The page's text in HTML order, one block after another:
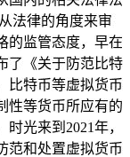
法律的角度来审
的监管态度，早在
了《关于防范比特
比特币等虚拟货币
性等货币所应有的
光来到2021年，
范和处置虚拟货币